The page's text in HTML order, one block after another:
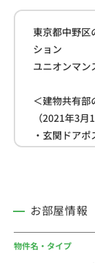
東京都中野区
ション
ユニオンマン
＜建物共有部
（2021年3月
・玄関ドア
・玄関ドアポ
・オートロッ
・ゴミ捨て
お部屋情報
物件名・タイプ